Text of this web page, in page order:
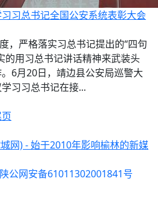
习总书记全国公安系统表彰大会
，严格落实习总书记提出的“四句
的用习总书记讲话精神来武装头
6月20日，靖边县公安局巡警大
习习总书记在接...
网) - 始于2010年影响榆林的新媒
陕公网安备61011302001841号